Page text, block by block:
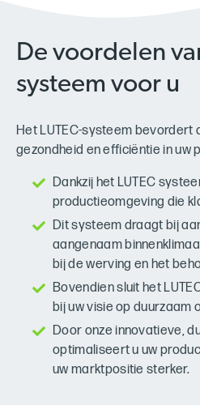
De voordelen
systeem voor u
Het LUTEC-systeem bevordert
gezondheid en efficiëntie in uw
Dankzij het LUTEC
productieomgeving die
Dit systeem draagt bij
aangenaam
bij de werving en het
Bovendien sluit het
bij uw visie op duurzaam
Door onze innovatieve,
optimaliseert u uw
uw marktpositie sterker.